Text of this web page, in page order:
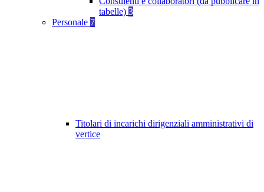
tabelle) 3
Personale 7
Titolari di incarichi dirigenziali amministrativi di
vertice